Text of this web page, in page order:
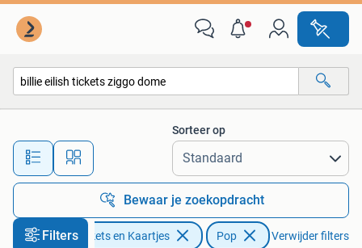
Alle afstanden…
Sorteer op
Bewaar je zoekopdracht
FiltersTickets en Kaartjes Pop Verwijder filters